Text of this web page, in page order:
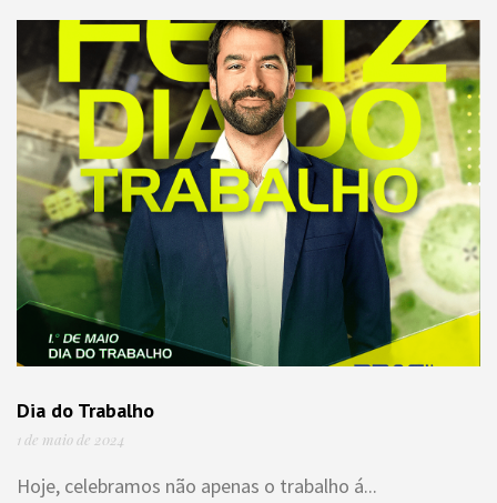
Dia do Trabalho
1 de maio de 2024
Hoje, celebramos não apenas o trabalho á...